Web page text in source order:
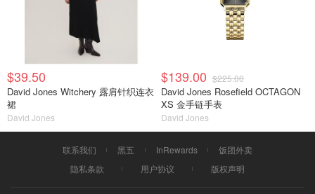
$39.50
David Jones Witchery 露肩针织连衣
裙
David Jones
$139.00 $225.00
David Jones Rosefield OCTAGON
XS 金手链手表
David Jones
联系我们 黑五 InRewards
饭团外卖
隐私条款
用户协议 版权声明